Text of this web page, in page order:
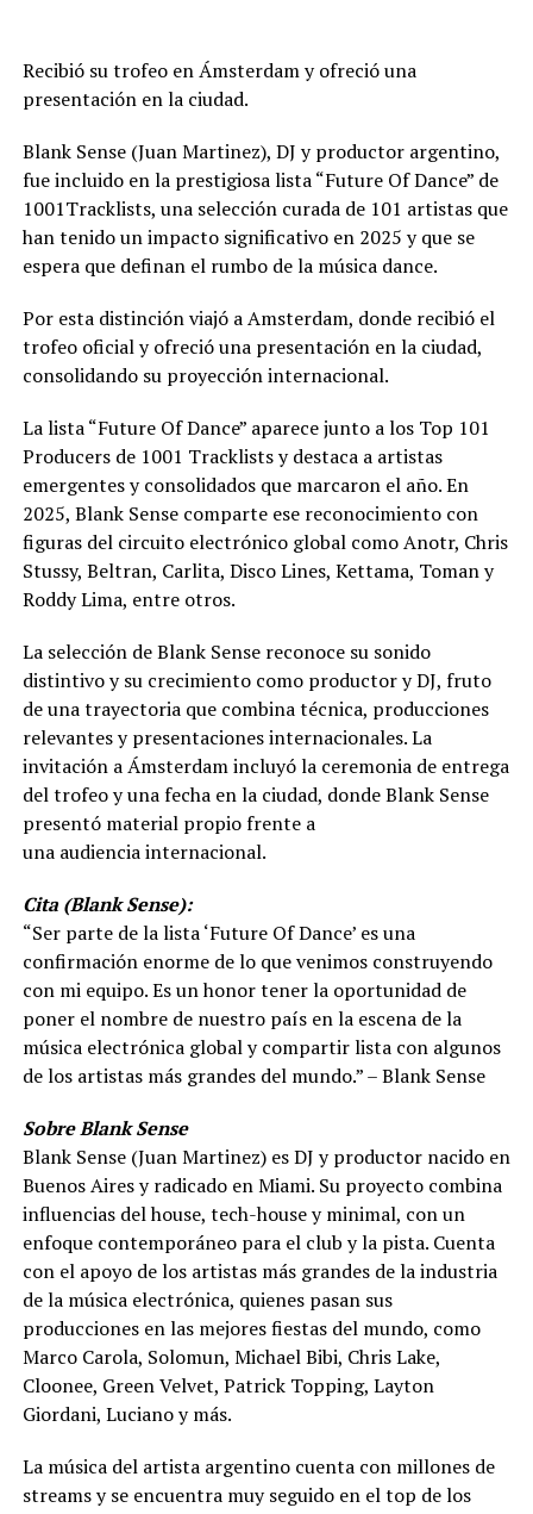
Recibió su trofeo en Ámsterdam y ofreció una
presentación en la ciudad.
Blank Sense (Juan Martinez), DJ y productor argentino,
fue incluido en la prestigiosa lista “Future Of Dance” de
1001Tracklists, una selección curada de 101 artistas que
han tenido un impacto significativo en 2025 y que se
espera que definan el rumbo de la música dance.
Por esta distinción viajó a Amsterdam, donde recibió el
trofeo oficial y ofreció una presentación en la ciudad,
consolidando su proyección internacional.
La lista “Future Of Dance” aparece junto a los Top 101
Producers de 1001 Tracklists y destaca a artistas
emergentes y consolidados que marcaron el año. En
2025, Blank Sense comparte ese reconocimiento con
figuras del circuito electrónico global como Anotr, Chris
Stussy, Beltran, Carlita, Disco Lines, Kettama, Toman y
Roddy Lima, entre otros.
La selección de Blank Sense reconoce su sonido
distintivo y su crecimiento como productor y DJ, fruto
de una trayectoria que combina técnica, producciones
relevantes y presentaciones internacionales. La
invitación a Ámsterdam incluyó la ceremonia de entrega
del trofeo y una fecha en la ciudad, donde Blank Sense
presentó material propio frente a
una audiencia internacional.
Cita (Blank Sense):
“Ser parte de la lista ‘Future Of Dance’ es una
confirmación enorme de lo que venimos construyendo
con mi equipo. Es un honor tener la oportunidad de
poner el nombre de nuestro país en la escena de la
música electrónica global y compartir lista con algunos
de los artistas más grandes del mundo.” – Blank Sense
Sobre Blank Sense
Blank Sense (Juan Martinez) es DJ y productor nacido en
Buenos Aires y radicado en Miami. Su proyecto combina
influencias del house, tech-house y minimal, con un
enfoque contemporáneo para el club y la pista. Cuenta
con el apoyo de los artistas más grandes de la industria
de la música electrónica, quienes pasan sus
producciones en las mejores fiestas del mundo, como
Marco Carola, Solomun, Michael Bibi, Chris Lake,
Cloonee, Green Velvet, Patrick Topping, Layton
Giordani, Luciano y más.
La música del artista argentino cuenta con millones de
streams y se encuentra muy seguido en el top de los